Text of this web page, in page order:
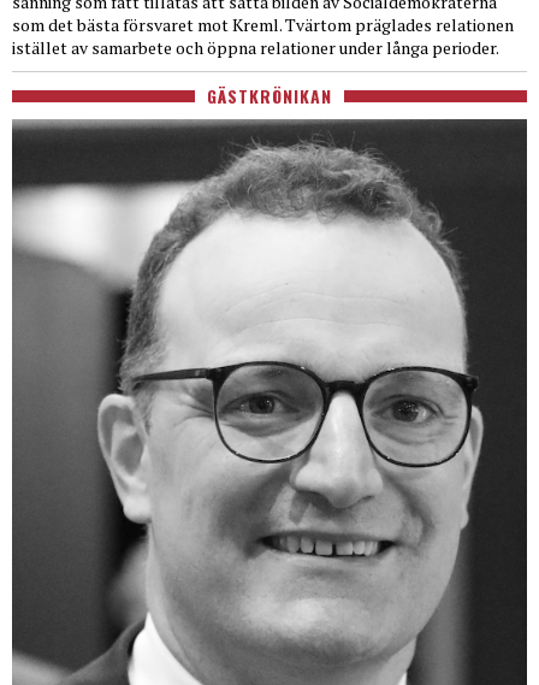
som det bästa försvaret mot Kreml. Tvärtom präglades relationen
istället av samarbete och öppna relationer under långa perioder.
GÄSTKRÖNIKAN